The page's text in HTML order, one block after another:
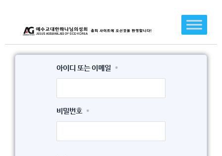
로
아이디 또는 이메일 *
비밀번호 *